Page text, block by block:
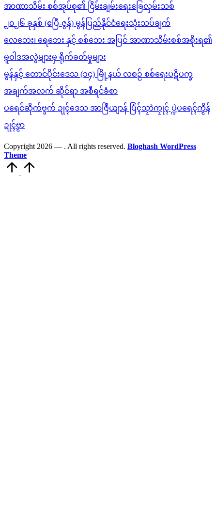
အာဏာသိမ်း စစ်အုပ်စု၏ ငြိမ်းချမ်းရေးခြေလှမ်းသစ်
၂၀၂၆ ခုနှစ် (ဧပြီ-ဇွန်) မွန်ပြည်နိုင်ငံရေးသုံးသပ်ချက်
လေဘေး၊ ရေဘေး နှင့် စစ်ဘေး အပြင် အာဏာသိမ်းစစ်အစိုးရ၏
မူဝါဒအလွဲများမှ ရိုက်ခတ်မှုများ
မွန်နှင့် တောင်ပိုင်းဒေသ (၁၄) မြို့နယ် လစဉ် စစ်ရေးပဋိပက္ခ
အချက်အလက် ဆိုင်ရာ အစီရင်ခံစာ
ပရေင်ဆိုက်ဗ္ဒက် ဍုၚ်ဒေသ အာဇြဳယျာန် ပြံၚ်သၠာဲကၠုၚ် ပ္ဍဲပရေၚ်ကၟိန်
ဍုၚ်ဗၟာ
Copyright 2026 — . All rights reserved. Bloghash WordPress
Theme